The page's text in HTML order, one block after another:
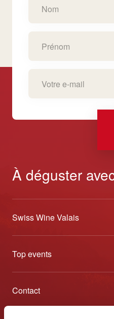
À déguster
Swiss Wine Valais
À propos
Blog
Top events
Caves Ouvertes
Tavolata
Contact
Swiss Wine Valais - Avenue